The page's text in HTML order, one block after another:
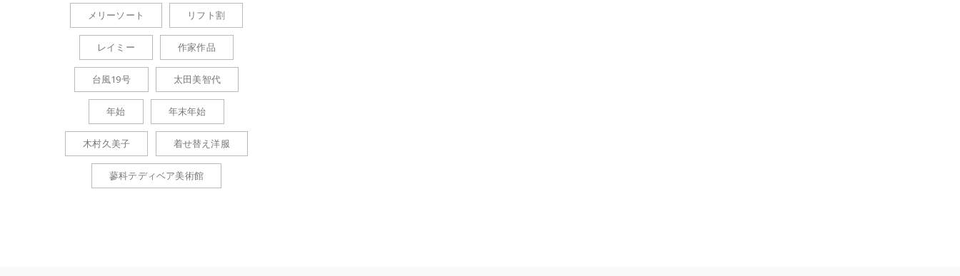
メリーソート リフト割
レイミー 作家作品
台風19号 太田美智代
年始 年末年始
木村久美子 着せ替え洋服
蓼科テディベア美術館